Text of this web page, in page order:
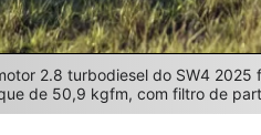
2.8 turbodiesel do SW4
de 50,9 kgfm, com filtro de